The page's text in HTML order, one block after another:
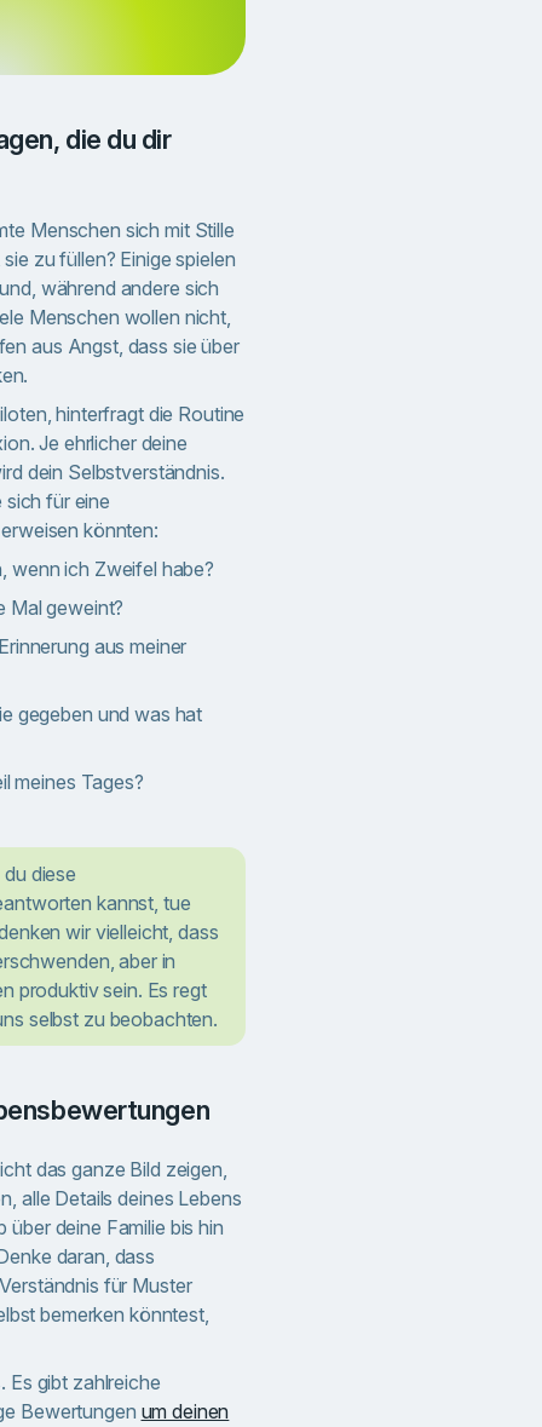
Menschen sich mit Stille
zu füllen? Einige spielen
während andere sich
Menschen wollen nicht,
aus Angst, dass sie über
hinterfragt die Routine
Je ehrlicher deine
dein Selbstverständnis.
sich für eine
könnten:
wenn ich Zweifel habe?
Mal geweint?
aus meiner
gegeben und was hat
meines Tages?
diese
kannst, tue
wir vielleicht, dass
aber in
produktiv sein. Es regt
selbst zu beobachten.
das ganze Bild zeigen,
alle Details deines Lebens
deine Familie bis hin
daran, dass
für Muster
bemerken könntest,
gibt zahlreiche
Bewertungen um deinen